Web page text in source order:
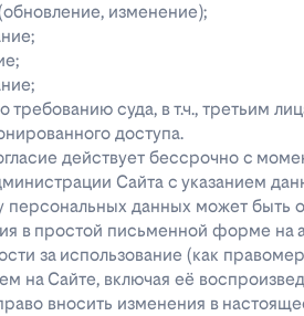
изменение);
требованию суда, в т.ч., третьим
доступа.
действует бессрочно с
Сайта с указанием
персональных данных может быть
в простой письменной форме на
за использование (как
на Сайте, включая её
вносить изменения в